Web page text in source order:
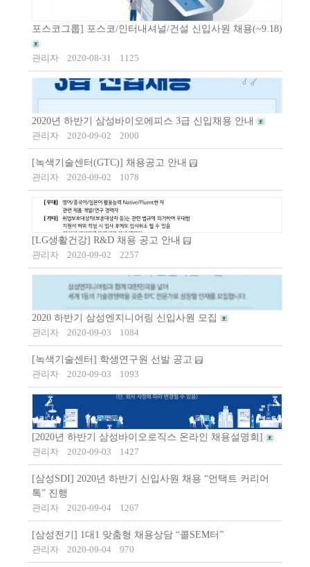
포스코그룹] 포스코/인터내셔널/건설 신입사원 채용(~9.18)
관리자 2020-08-31 1125
2020년 하반기 삼성바이오에피스 3급 신입채용 안내
관리자
2020-09-02 2000
[녹색기술센터(GTC)] 채용공고 안내
관리자
2020-09-02 1078
[LG생활건강] R&D 채용 공고 안내
관리자
2020-09-02 2257
2020 하반기 삼성엔지니어링 신입사원 모집
관리자
2020-09-03 1084
[녹색기술센터] 학생연구원 선발 공고
관리자
2020-09-03 1093
[2020년 하반기 삼성바이오로직스 온라인 채용설명회]
관리자
2020-09-03 1427
[삼성SDI] 2020년 하반기 신입사원 채용 “언택트 커리어
톡” 진행
관리자
2020-09-04 1267
[삼성전기] 1대1 맞춤형 채용상담 “콜SEM터”
관리자
2020-09-04 970